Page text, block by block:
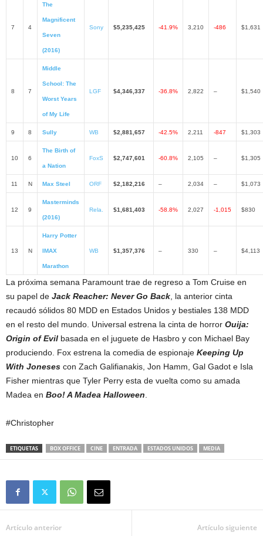
7 4
The
Magnificent
Seven
(2016)
Sony $5,235,425 -41.9% 3,210 -486 $1,631
8 7
Middle
School: The
Worst Years
of My Life
LGF $4,346,337 -36.8% 2,822 – $1,540
9 8 Sully WB $2,881,657 -42.5% 2,211 -847 $1,303
10 6
The Birth of
a Nation
FoxS $2,747,601 -60.8% 2,105 – $1,305
11 N Max Steel ORF $2,182,216 – 2,034 – $1,073
12 9
Masterminds
(2016)
Rela. $1,681,403 -58.8% 2,027 -1,015 $830
13 N
Harry Potter
IMAX
Marathon
WB $1,357,376 – 330 – $4,113
La próxima semana Paramount trae de regreso a Tom Cruise en
su papel de Jack Reacher: Never Go Back , la anterior cinta
recaudó sólidos 80 MDD en Estados Unidos y bestiales 138 MDD
en el resto del mundo. Universal estrena la cinta de horror Ouija:
Origin of Evil basada en el juguete de Hasbro y con Michael Bay
produciendo. Fox estrena la comedia de espionaje Keeping Up
With Joneses con Zach Galifianakis, Jon Hamm, Gal Gadot e Isla
Fisher mientras que Tyler Perry esta de vuelta como su amada
Madea en Boo! A Madea Halloween
#Christopher
ETIQUETAS BOX OFFICE CINE ENTRADA ESTADOS UNIDOS MEDIA
Artículo anterior Artículo siguiente